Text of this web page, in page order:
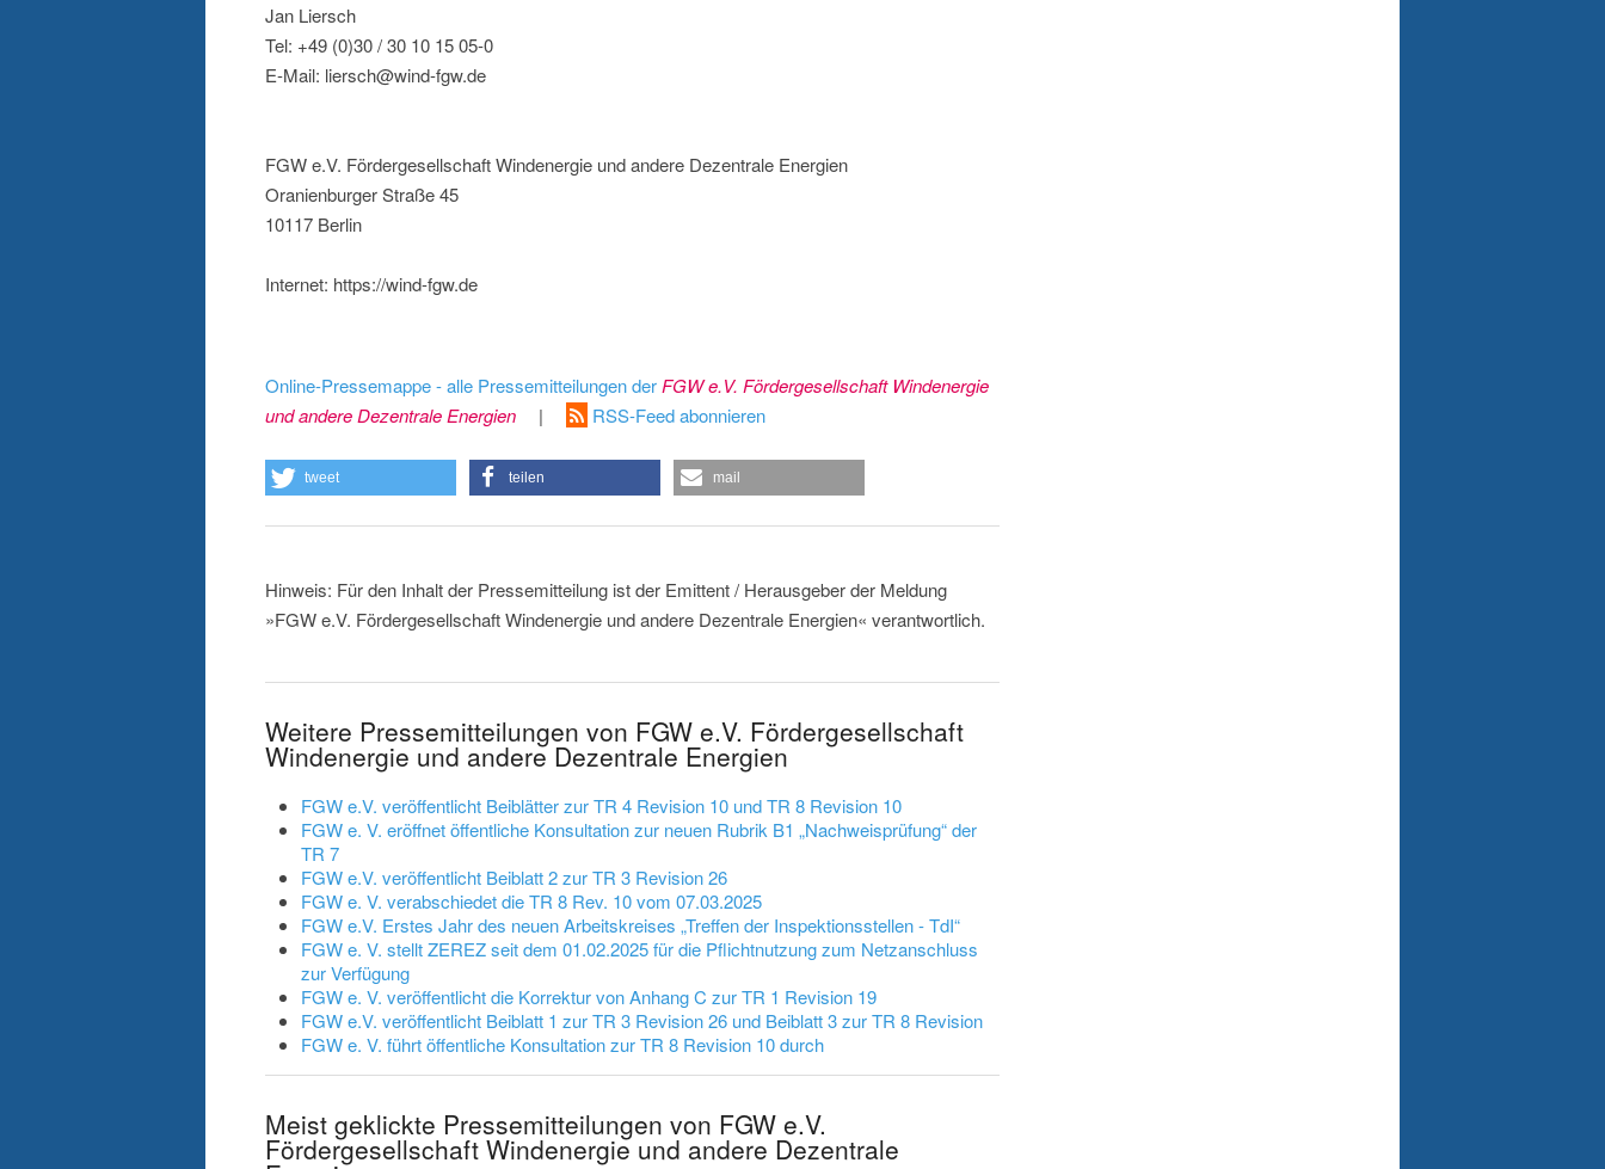
Jan Liersch
Tel: +49 (0)30 / 30 10 15 05-0
E-Mail: liersch@wind-fgw.de
FGW e.V. Fördergesellschaft Windenergie und andere Dezentrale Energien
Oranienburger Straße 45
10117 Berlin
Internet: https://wind-fgw.de
Online-Pressemappe - alle Pressemitteilungen der FGW e.V. Fördergesellschaft Windenergie
und andere Dezentrale Energien
| RSS-Feed abonnieren
tweet teilen mail
Hinweis: Für den Inhalt der Pressemitteilung ist der Emittent / Herausgeber der Meldung
»FGW e.V. Fördergesellschaft Windenergie und andere Dezentrale Energien« verantwortlich.
Weitere Pressemitteilungen von FGW e.V. Fördergesellschaft
Windenergie und andere Dezentrale Energien
FGW e.V. veröffentlicht Beiblätter zur TR 4 Revision 10 und TR 8 Revision 10
FGW e. V. eröffnet öffentliche Konsultation zur neuen Rubrik B1 „Nachweisprüfung“ der
TR 7
FGW e.V. veröffentlicht Beiblatt 2 zur TR 3 Revision 26
FGW e. V. verabschiedet die TR 8 Rev. 10 vom 07.03.2025
FGW e.V. Erstes Jahr des neuen Arbeitskreises „Treffen der Inspektionsstellen - TdI“
FGW e. V. stellt ZEREZ seit dem 01.02.2025 für die Pflichtnutzung zum Netzanschluss
zur Verfügung
FGW e. V. veröffentlicht die Korrektur von Anhang C zur TR 1 Revision 19
FGW e.V. veröffentlicht Beiblatt 1 zur TR 3 Revision 26 und Beiblatt 3 zur TR 8 Revision
FGW e. V. führt öffentliche Konsultation zur TR 8 Revision 10 durch
Meist geklickte Pressemitteilungen von FGW e.V.
Fördergesellschaft Windenergie und andere Dezentrale